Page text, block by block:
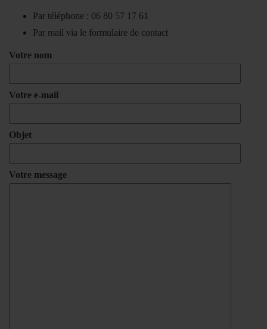
Par téléphone : 06 80 57 17 61
Par mail via le formulaire de contact
Votre nom
Votre e-mail
Objet
Votre message